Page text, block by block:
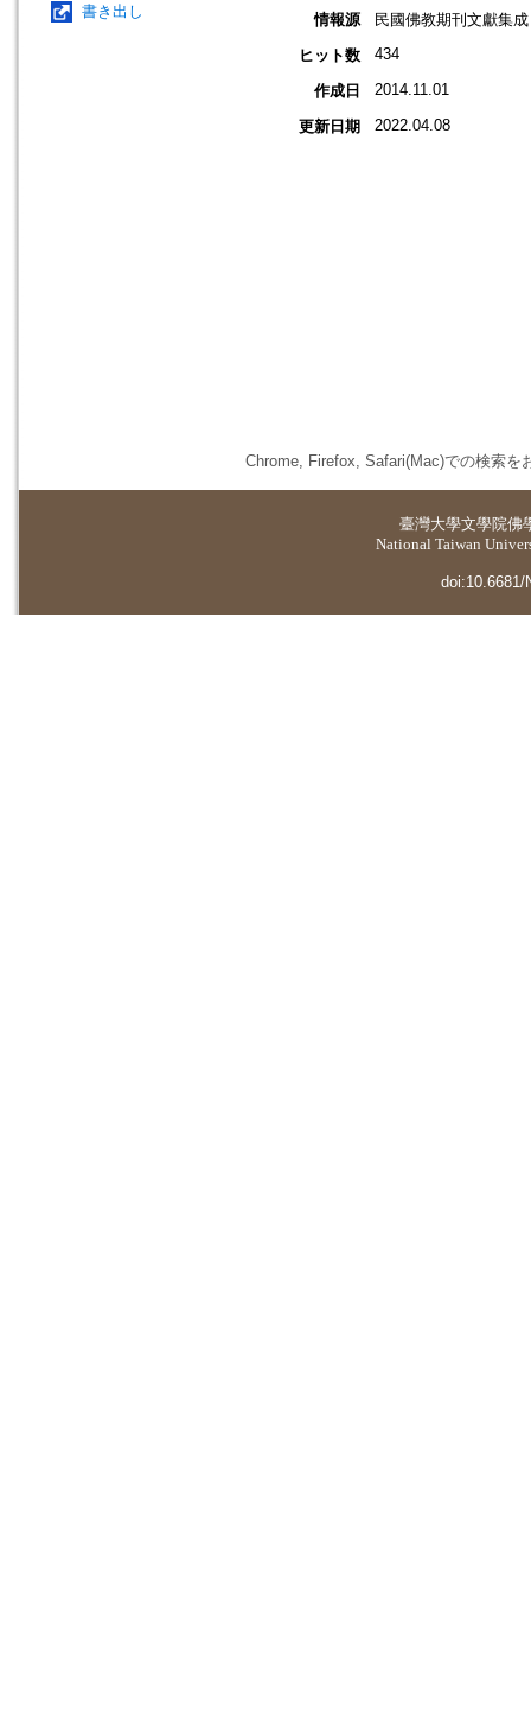
書き出し
情報源
民國佛教期刊文獻集
ヒット数
434
作成日 2014.11.01
更新日期 2022.04.08
Chrome, Firefox, Safari(Mac)での検索を
臺灣大學文學院佛
National Taiwan
doi:10.6681/